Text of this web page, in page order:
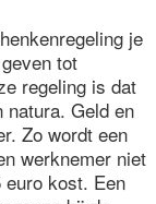
je
tot
regeling is dat
natura. Geld en
Zo wordt een
werknemer niet
kost. Een